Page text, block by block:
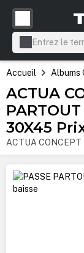
principal
Accueil Albums
ACTUA
30X45
ACTUA CONCEPT
Ignorer la galerie